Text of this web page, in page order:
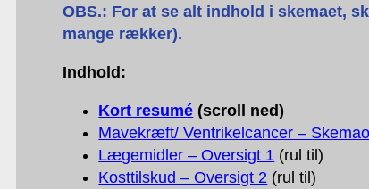
OBS.: For at se alt indhold i skemaet,
mange rækker).
Indhold:
Kort resumé (scroll ned)
Mavekræft/ Ventrikelcancer –
Lægemidler – Oversigt 1 (rul til)
Kosttilskud – Oversigt 2 (rul til)